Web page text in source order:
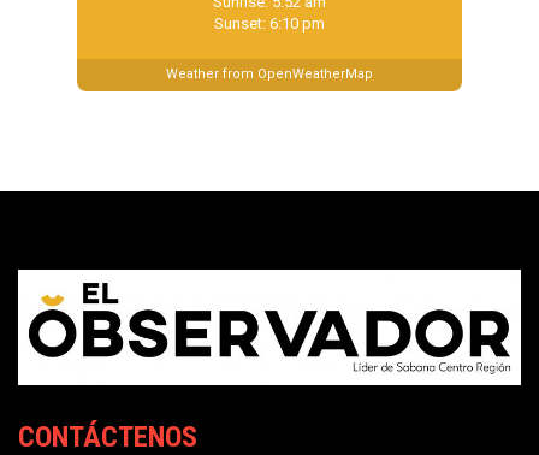
Sunset: 6:10 pm
Weather from OpenWeatherMap
CONTÁCTENOS